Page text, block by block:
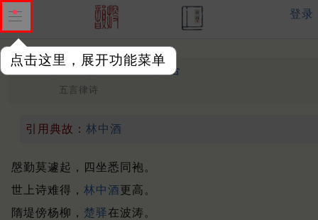
点击这里，展开功能菜单
登录
送刘詹事赴寿州 唐 · 姚合
五言律诗
引用典故： 林中酒
慇勤莫遽起，四坐悉同袍。
世上诗难得， 林中酒更高。
隋堤傍杨柳， 楚驿在波涛。